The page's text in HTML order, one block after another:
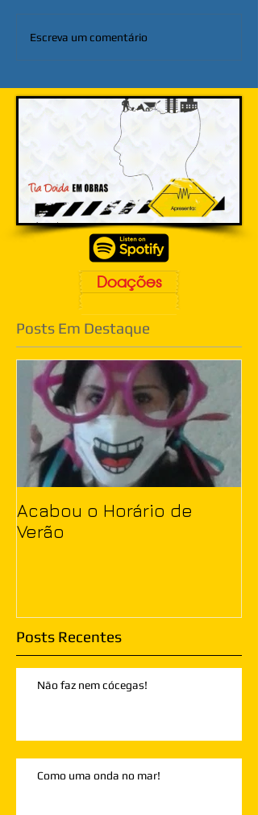
Escreva um comentário
Doações
Posts Em Destaque
Acabou o Horário de
Verão
Posts Recentes
Não faz nem cócegas!
Como uma onda no mar!